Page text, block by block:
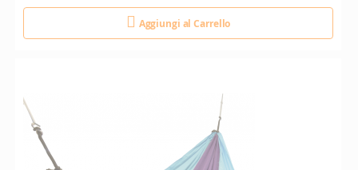
Aggiungi al Carrello